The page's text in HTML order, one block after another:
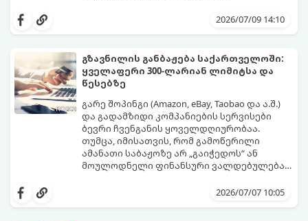
ფასებში. თუმცა, დაბალ ფასს თავისი
ჩამოვიდა“.
იმედგაცრუებად არ იქცეს, აუცილებელია
პრაქტიკულ გზამკვლევს, თუ როგორ
გაშიფროთ რეიტინგები, რევიუები და
შეარჩიოთ მართლაც ხარისხიანი
პროდუქტი.
2026/07/09 14:10
გზავნილის განბაჟება საქართველოში:
ყველაფერი 300-ლარიან ლიმიტსა და
წესებზე
გარე შოპინგი (Amazon, eBay, Taobao და ა.შ.)
და გადამზიდი კომპანიების სერვისები
ბევრი ჩვენგანის ყოველდღიურობაა.
თუმცა, იმისათვის, რომ გამოწერილი
ამანათი საბაჟოზე არ „გაიჭედოს“ ან
მოულოდნელი ფინანსური ვალდებულება
ვიცოდეთ საქართველოში მოქმედი საბაჟო
შეცდომები კი ძვირად ჯდება. გთავაზობთ
2026/07/07 10:05